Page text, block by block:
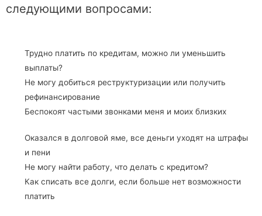
следующими вопросами:
Трудно платить по кредитам, можно ли уменьшить
выплаты?
Не могу добиться реструктуризации или получить
рефинансирование
Беспокоят частыми звонками меня и моих близких
Оказался в долговой яме, все деньги уходят на штрафы
и пени
Не могу найти работу, что делать с кредитом?
Как списать все долги, если больше нет возможности
платить